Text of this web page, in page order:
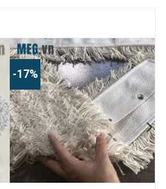
-17%